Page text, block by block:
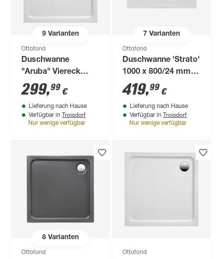
9Varianten
Ottofond
Duschwanne
"Aruba" Viereck
weiß 120 x 90 cm
299,99 €
Lieferung nach Hause
Verfügbar in Troisdorf
Nur wenige verfügbar
7 Varianten
Ottofond
Duschwanne 'Strato'
1000 x 800/24 mm
weiß
419,99 €
Lieferung nach Hause
Verfügbar in Troisdorf
Nur wenige verfügbar
8Varianten
Ottofond Ottofond